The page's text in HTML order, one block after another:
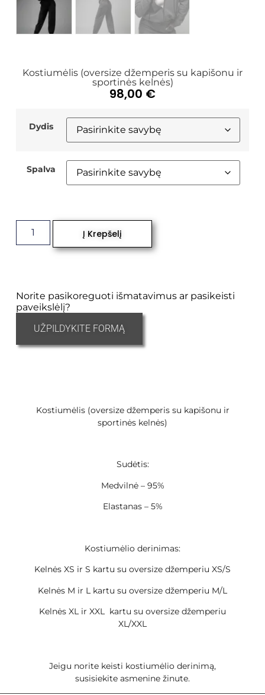
Kostiumėlis (oversize džemperis su kapišonu ir
sportinės kelnės)
Kostiumėlis (oversize džemperis su kapišonu ir
sportinės kelnės)
Sudėtis:
Medvilnė – 95%
Elastanas – 5%
Kostiumėlio derinimas:
Kelnės XS ir S kartu su oversize džemperiu XS/S
Kelnės M ir L kartu su oversize džemperiu M/L
Kelnės XL ir XXL kartu su oversize džemperiu
XL/XXL
Jeigu norite keisti kostiumėlio derinimą,
susisiekite asmenine žinute.
98,00 €
Dydis
Spalva
Į Krepšelį
Norite pasikoreguoti išmatavimus ar pasikeisti
paveikslėlį?
UŽPILDYKITE FORMĄ